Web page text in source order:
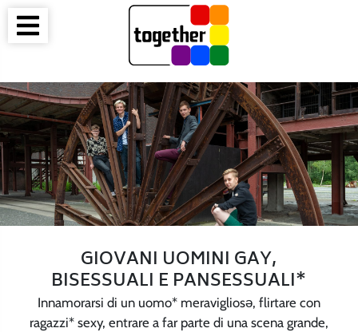
GIOVANI UOMINI GAY,
BISESSUALI E PANSESSUALI*
Innamorarsi di un uomo* meravigliosə, flirtare con
ragazzi* sexy, entrare a far parte di una scena grande,